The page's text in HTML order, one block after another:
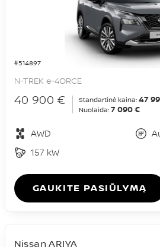
#514897
N-TREK e-4ORCE
40 900 € Standartinė kaina: 47
Nuolaida: 7 090 €
AWD
157 kW
GAUKITE PASIŪLYMĄ
Nissan ARIYA